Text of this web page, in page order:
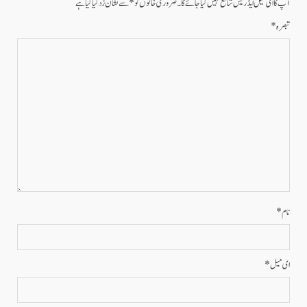
آپ کا ای میل ایڈریس شائع نہیں کیا جائے گا۔ضروری خانوں کو*سے نشان زد کیا گیا ہے
تبصرہ*
نام*
ای میل*